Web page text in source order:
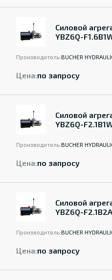
Силовой
YBZ6Q-
Производитель:BUCHER
Цена:по запросу
Силовой
YBZ6Q-
Производитель:BUCHER
Цена:по запросу
Силовой
YBZ6Q-
Производитель:BUCHER
Цена:по запросу